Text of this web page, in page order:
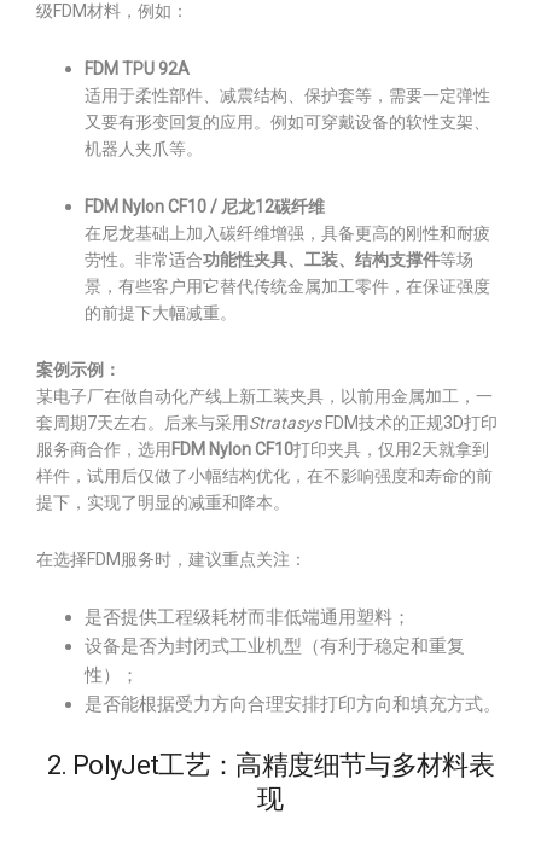
级FDM材料，例如：
FDM TPU 92A
适用于柔性部件、减震结构、保护套等，需要一定弹性
又要有形变回复的应用。例如可穿戴设备的软性支架、
机器人夹爪等。
FDM Nylon CF10 / 尼龙12碳纤维
在尼龙基础上加入碳纤维增强，具备更高的刚性和耐疲
劳性。非常适合功能性夹具、工装、结构支撑件等场
景，有些客户用它替代传统金属加工零件，在保证强度
的前提下大幅减重。
案例示例：
某电子厂在做自动化产线上新工装夹具，以前用金属加工，一
套周期7天左右。后来与采用StratasysFDM技术的正规3D打印
服务商合作，选用 FDM Nylon CF10打印夹具，仅用2天就拿到
样件，试用后仅做了小幅结构优化，在不影响强度和寿命的前
提下，实现了明显的减重和降本。
在选择FDM服务时，建议重点关注：
是否提供工程级耗材而非低端通用塑料；
设备是否为封闭式工业机型（有利于稳定和重复
性）；
是否能根据受力方向合理安排打印方向和填充方式。
2. PolyJet工艺：高精度细节与多材料表
现